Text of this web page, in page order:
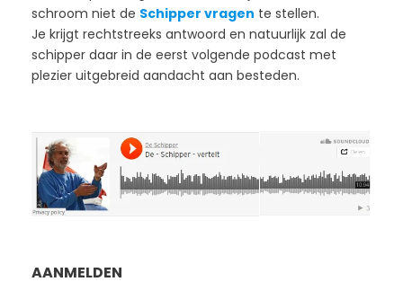
schroom niet de Schipper vragen te stellen.
Je krijgt rechtstreeks antwoord en natuurlijk zal de
schipper daar in de eerst volgende podcast met
plezier uitgebreid aandacht aan besteden.
AANMELDEN